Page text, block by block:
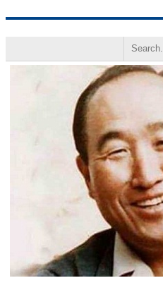
содержимому
Search